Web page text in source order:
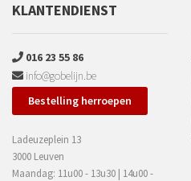
KLANTENDIENST
016 23 55 86
info@gobelijn.be
Bestelling herroepen
Ladeuzeplein 13
3000 Leuven
Maandag: 11u00 - 13u30 | 14u00 -